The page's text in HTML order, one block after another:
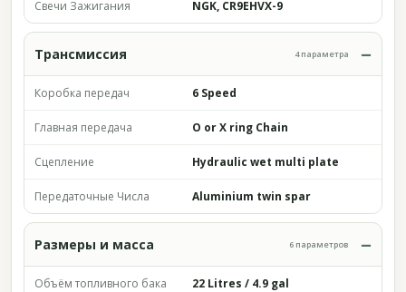
Свечи Зажигания NGK, CR9EHVX-9
Трансмиссия 4 параметра
Коробка передач 6 Speed
Главная передача O or X ring Chain
Сцепление Hydraulic wet multi plate
Передаточные Числа Aluminium twin spar
Размеры и масса 6 параметров
Объём топливного бака 22 Litres / 4.9 gal